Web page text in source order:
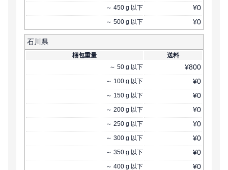
～ 450 g 以下 ¥0
～ 500 g 以下 ¥0
石川県
梱包重量
送料
～ 50 g 以下 ¥800
～ 100 g 以下 ¥0
～ 150 g 以下 ¥0
～ 200 g 以下 ¥0
～ 250 g 以下 ¥0
～ 300 g 以下 ¥0
～ 350 g 以下 ¥0
～ 400 g 以下 ¥0